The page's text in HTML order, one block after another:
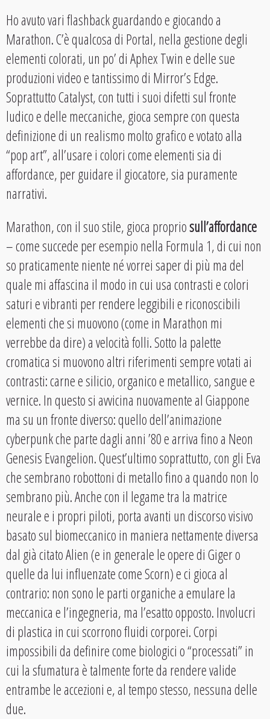
Ho avuto vari flashback guardando e giocando a
Marathon. C’è qualcosa di Portal, nella gestione degli
elementi colorati, un po’ di Aphex Twin e delle sue
produzioni video e tantissimo di Mirror’s Edge.
Soprattutto Catalyst, con tutti i suoi difetti sul fronte
ludico e delle meccaniche, gioca sempre con questa
definizione di un realismo molto grafico e votato alla
“pop art”, all’usare i colori come elementi sia di
affordance, per guidare il giocatore, sia puramente
narrativi.
Marathon, con il suo stile, gioca propriosull’affordance
– come succede per esempio nella Formula 1, di cui non
so praticamente niente né vorrei saper di più ma del
quale mi affascina il modo in cui usa contrasti e colori
saturi e vibranti per rendere leggibili e riconoscibili
elementi che si muovono (come in Marathon mi
verrebbe da dire) a velocità folli. Sotto la palette
cromatica si muovono altri riferimenti sempre votati ai
contrasti: carne e silicio, organico e metallico, sangue e
vernice. In questo si avvicina nuovamente al Giappone
ma su un fronte diverso: quello dell’animazione
cyberpunk che parte dagli anni ’80 e arriva fino a Neon
Genesis Evangelion. Quest’ultimo soprattutto, con gli Eva
che sembrano robottoni di metallo fino a quando non lo
sembrano più. Anche con il legame tra la matrice
neurale e i propri piloti, porta avanti un discorso visivo
basato sul biomeccanico in maniera nettamente diversa
dal già citato Alien (e in generale le opere di Giger o
quelle da lui influenzate come Scorn) e ci gioca al
contrario: non sono le parti organiche a emulare la
meccanica e l’ingegneria, ma l’esatto opposto. Involucri
di plastica in cui scorrono fluidi corporei. Corpi
impossibili da definire come biologici o “processati” in
cui la sfumatura è talmente forte da rendere valide
entrambe le accezioni e, al tempo stesso, nessuna delle
due.